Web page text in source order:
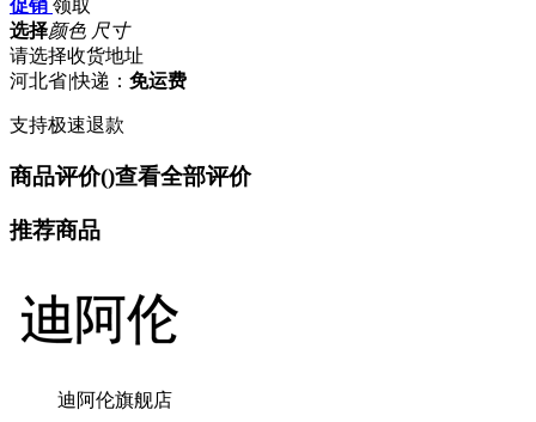
促销 领取
选择颜色 尺寸
请选择收货地址
河北省|快递： 免运费
支持极速退款
商品评价()查看全部评价
推荐商品
迪阿伦旗舰店